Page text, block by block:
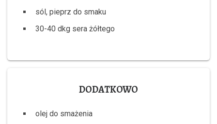
sól, pieprz do smaku
30-40 dkg sera żółtego
DODATKOWO
olej do smażenia